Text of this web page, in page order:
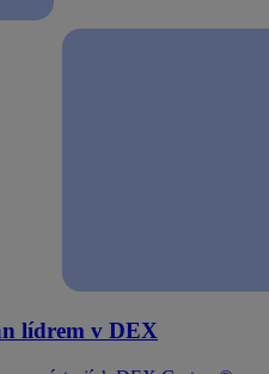
lídrem v DEX